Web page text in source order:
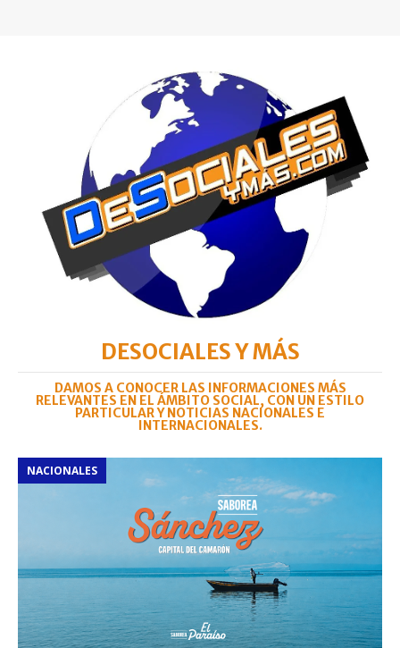
DESOCIALES Y MÁS
DAMOS A CONOCER LAS INFORMACIONES MÁS
RELEVANTES EN EL ÁMBITO SOCIAL, CON UN ESTILO
PARTICULAR Y NOTICIAS NACIONALES E
INTERNACIONALES.
NACIONALES